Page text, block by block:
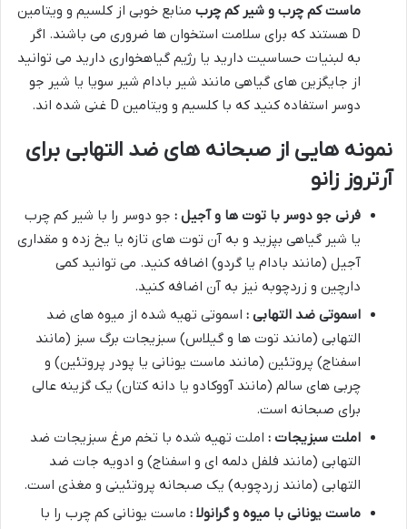
ماست کم چرب و شیر کم چرب منابع خوبی از کلسیم و ویتامین
D هستند که برای سلامت استخوان ها ضروری می باشند. اگر
به لبنیات حساسیت دارید یا رژیم گیاهخواری دارید می توانید
از جایگزین های گیاهی مانند شیر بادام شیر سویا یا شیر جو
دوسر استفاده کنید که با کلسیم و ویتامین D غنی شده اند.
نمونه هایی از صبحانه های ضد التهابی برای
آرتروز زانو
فرنی جو دوسر با توت ها و آجیل : جو دوسر را با شیر کم چرب
یا شیر گیاهی بپزید و به آن توت های تازه یا یخ زده و مقداری
آجیل (مانند بادام یا گردو) اضافه کنید. می توانید کمی
دارچین و زردچوبه نیز به آن اضافه کنید.
اسموتی ضد التهابی : اسموتی تهیه شده از میوه های ضد
التهابی (مانند توت ها و گیلاس) سبزیجات برگ سبز (مانند
اسفناج) پروتئین (مانند ماست یونانی یا پودر پروتئین) و
چربی های سالم (مانند آووکادو یا دانه کتان) یک گزینه عالی
برای صبحانه است.
املت سبزیجات : املت تهیه شده با تخم مرغ سبزیجات ضد
التهابی (مانند فلفل دلمه ای و اسفناج) و ادویه جات ضد
التهابی (مانند زردچوبه) یک صبحانه پروتئینی و مغذی است.
ماست یونانی با میوه و گرانولا : ماست یونانی کم چرب را با